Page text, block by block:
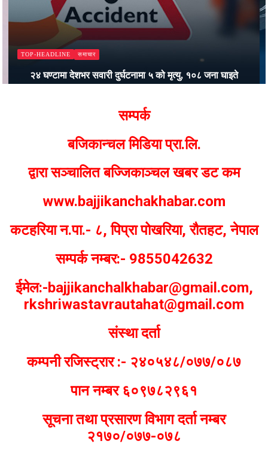
TOP-HEADLINE समाचार
२४ घण्टामा देशभर सवारी दुर्घटनामा ५ को मृत्यु, १०८ जना घाइते
सम्पर्क
बजिकान्चल मिडिया प्रा.लि.
द्वारा सञ्चालित बज्जिकाञ्चल खबर डट कम
www.bajjikanchakhabar.com
कटहरिया न.पा.- ८, पिप्रा पोखरिया, रौतहट, नेपाल
सम्पर्क नम्बर:- 9855042632
ईमेल:-bajjikanchalkhabar@gmail.com,
rkshriwastavrautahat@gmail.com
संस्था दर्ता
कम्पनी रजिस्ट्रार :- २४०५४८/०७७/०८७
पान नम्बर ६०९७८२९६१
सूचना तथा प्रसारण विभाग दर्ता नम्बर
२१७०/०७७-०७८